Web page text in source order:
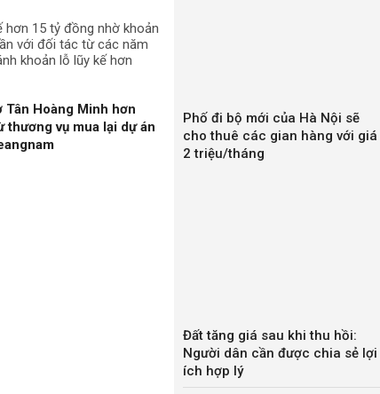
hơn 15 tỷ đồng nhờ khoản
với đối tác từ các năm
khoản lỗ lũy kế hơn
Tân Hoàng Minh hơn
thương vụ mua lại dự án
Phố đi bộ mới của Hà Nội sẽ
cho thuê các gian hàng với giá
2 triệu/tháng
Đất tăng giá sau khi thu hồi:
Người dân cần được chia sẻ lợi
ích hợp lý